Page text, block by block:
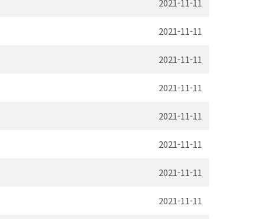
2021-11-11
2021-11-11
2021-11-11
2021-11-11
2021-11-11
2021-11-11
2021-11-11